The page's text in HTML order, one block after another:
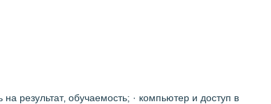
результат‚ обучаемость; · компьютер и доступ в